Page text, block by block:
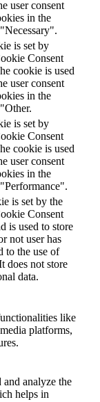
user consent
in the
is set by
Consent
cookie is used
user consent
in the
is set by
Consent
cookie is used
user consent
in the
is set by the
Consent
is used to store
not user has
to the use of
does not store
data.
like
platforms,
and analyze the
helps in